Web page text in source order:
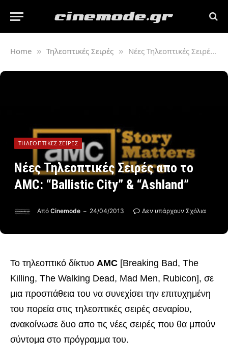
Home » Τηλεοπτικές Σειρές » Νέες Τηλεοπτικές Σειρές απο το AMC: “Ballistic City” & “Ashland”
ΤΗΛΕΟΠΤΙΚΈΣ ΣΕΙΡΈΣ
Νέες Τηλεοπτικές Σειρές απο το
AMC: “Ballistic City” & “Ashland”
Από Cinemode 24/04/2013 Δεν υπάρχουν Σχόλια
Το τηλεοπτικό δίκτυο AMC [Breaking Bad, The
Killing, The Walking Dead, Mad Men, Rubicon], σε
μια προσπάθεια του να συνεχίσει την επιτυχημένη
του πορεία στις τηλεοπτικές σειρές σεναρίου,
ανακοίνωσε δυο απο τις νέες σειρές που θα μπούν
σύντομα στο πρόγραμμα του.